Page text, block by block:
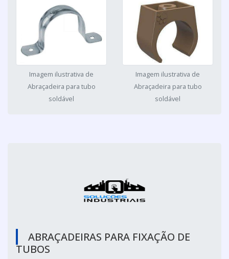
Imagem ilustrativa de
Abraçadeira para tubo
soldável
Imagem ilustrativa de
Abraçadeira para tubo
soldável
ABRAÇADEIRAS PARA FIXAÇÃO DE
TUBOS